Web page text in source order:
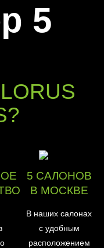
5
5 САЛОНОВ
В МОСКВЕ
В наших салонах
с удобным
расположением